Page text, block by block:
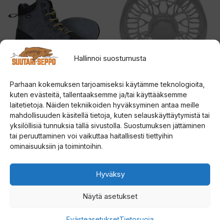
Hallinnoi suostumusta
Parhaan kokemuksen tarjoamiseksi käytämme teknologioita,
kuten evästeitä, tallentaaksemme ja/tai käyttääksemme
laitetietoja. Näiden tekniikoiden hyväksyminen antaa meille
mahdollisuuden käsitellä tietoja, kuten selauskäyttäytymistä tai
yksilöllisiä tunnuksia tällä sivustolla. Suostumuksen jättäminen
tai peruuttaminen voi vaikuttaa haitallisesti tiettyihin
ominaisuuksiin ja toimintoihin.
Hyväksy
Näytä asetukset
Vision Atom Huopa
kahluukengät
4.00
5:stä
109,00€
Valitse vaihtoehdoista
useampi
muunnelma.
tehdä
tuotteen
sivulla.
Vision Predator
perhokela
5.00
5:stä
475,00€
useampi
muunnelma.
tehdä
tuotteen
sivulla.
Tällä
tuotteella
tuotteella
on